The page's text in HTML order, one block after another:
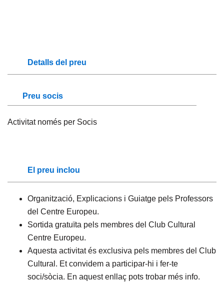
Detalls del preu
Preu socis
Activitat només per Socis
El preu inclou
Organització, Explicacions i Guiatge pels Professors
del Centre Europeu.
Sortida gratuïta pels membres del Club Cultural
Centre Europeu.
Aquesta activitat és exclusiva pels membres del Club
Cultural. Et convidem a participar-hi i fer-te
soci/sòcia. En aquestenllaç pots trobar més info.